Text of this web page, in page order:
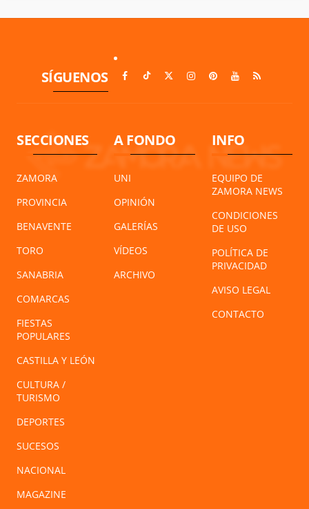
SÍGUENOS
SECCIONES
ZAMORA
PROVINCIA
BENAVENTE
TORO
SANABRIA
COMARCAS
FIESTAS
POPULARES
CASTILLA Y LEÓN
CULTURA /
TURISMO
DEPORTES
SUCESOS
NACIONAL
MAGAZINE
A FONDO
UNI
OPINIÓN
GALERÍAS
VÍDEOS
ARCHIVO
INFO
EQUIPO DE
ZAMORA NEWS
CONDICIONES
DE USO
POLÍTICA DE
PRIVACIDAD
AVISO LEGAL
CONTACTO